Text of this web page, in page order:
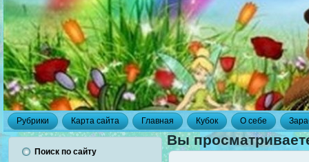
Рубрики Карта сайта Главная Кубок О себе
Поиск по сайту
Вы